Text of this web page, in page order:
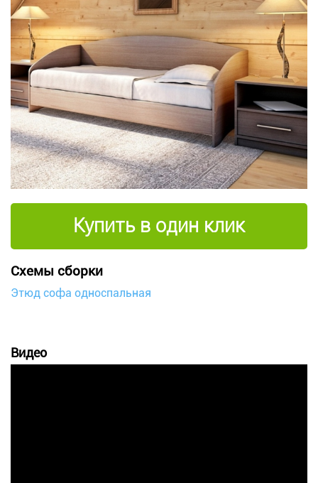
Купить в один клик
Схемы сборки
Этюд софа односпальная
Видео